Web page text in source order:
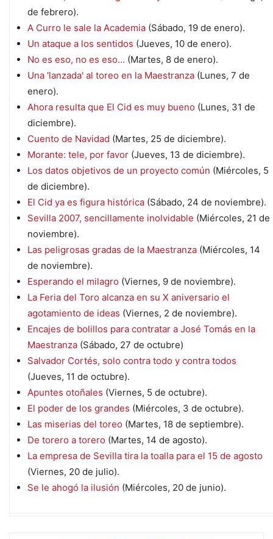
de febrero).
A Curro le sale la Academia (Sábado, 19 de enero).
Un ataque a los sentidos (Jueves, 10 de enero).
No es eso, no es eso… (Martes, 8 de enero).
Una 'lanzada' al toreo en la Maestranza (Lunes, 7 de
enero).
Ahora resulta que El Cid es muy bueno (Lunes, 31 de
diciembre).
Cuento de Navidad (Martes, 25 de diciembre).
Morante: tele, por favor (Jueves, 13 de diciembre).
Los datos objetivos de un proyecto común (Miércoles, 5
de diciembre).
El Cid ya es figura histórica (Sábado, 24 de noviembre).
Sevilla 2007, sencillamente inolvidable (Miércoles, 21 de
noviembre).
Las peligrosas gradas de la Maestranza (Miércoles, 14
de noviembre).
Esperando el milagro (Viernes, 9 de noviembre).
La Feria del Toro alcanza en su X aniversario el
agotamiento de ideas (Viernes, 2 de noviembre).
Encajes de bolillos para contratar a José Tomás en la
Maestranza (Sábado, 27 de octubre)
Salvador Cortés, solo contra todo y contra todos
(Jueves, 11 de octubre).
Apuntes otoñales (Viernes, 5 de octubre).
El poder de los grandes (Miércoles, 3 de octubre).
Las miserias del toreo (Martes, 18 de septiembre).
De torero a torero (Martes, 14 de agosto).
La empresa de Sevilla tira la toalla para el 15 de agosto
(Viernes, 20 de julio).
Se le ahogó la ilusión (Miércoles, 20 de junio).